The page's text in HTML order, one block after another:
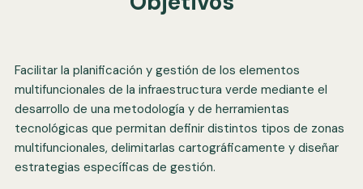
Facilitar la planificación y gestión de los elementos
multifuncionales de la infraestructura verde mediante el
desarrollo de una metodología y de herramientas
tecnológicas que permitan definir distintos tipos de zonas
multifuncionales, delimitarlas cartográficamente y diseñar
estrategias específicas de gestión.